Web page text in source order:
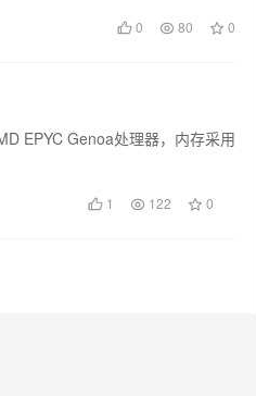
0 80 0
EPYC Genoa处理器，内存采用
1 122 0